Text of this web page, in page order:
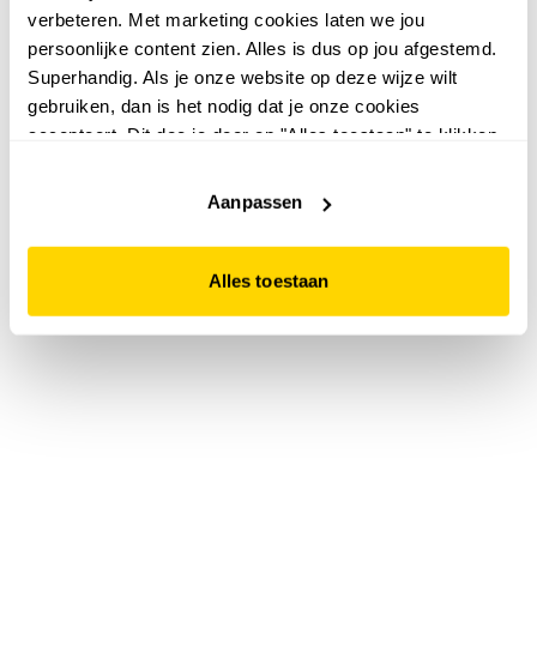
verbeteren. Met marketing cookies laten we jou
persoonlijke content zien. Alles is dus op jou afgestemd.
Superhandig. Als je onze website op deze wijze wilt
gebruiken, dan is het nodig dat je onze cookies
accepteert. Dit doe je door op "Alles toestaan" te klikken.
website niet optimaal functioneert.
Aanpassen
Alles toestaan